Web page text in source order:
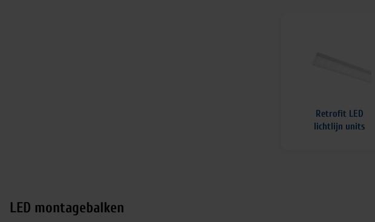
Retrofit LED
lichtlijn units
LED montagebalken